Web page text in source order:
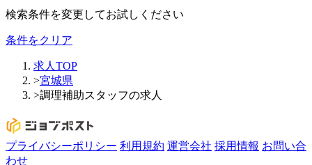
検索条件を変更してお試しください
条件をクリア
求人TOP
>宮城県
>調理補助スタッフの求人
プライバシーポリシー 利用規約 運営会社 採用情報 お問い合
わせ